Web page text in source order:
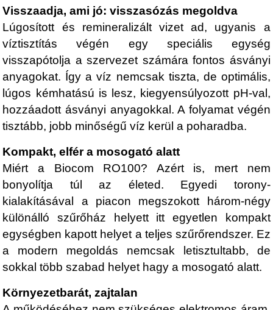
Visszaadja, ami jó: visszasózás megoldva
Lúgosított és remineralizált vizet ad, ugyanis a
víztisztítás végén egy speciális egység
visszapótolja a szervezet számára fontos ásványi
anyagokat. Így a víz nemcsak tiszta, de optimális,
lúgos kémhatású is lesz, kiegyensúlyozott pH-val,
hozzáadott ásványi anyagokkal. A folyamat végén
tisztább, jobb minőségű víz kerül a poharadba.
Kompakt, elfér a mosogató alatt
Miért a Biocom RO100? Azért is, mert nem
bonyolítja túl az életed. Egyedi torony-
kialakításával a piacon megszokott három-négy
különálló szűrőház helyett itt egyetlen kompakt
egységben kapott helyet a teljes szűrőrendszer. Ez
a modern megoldás nemcsak letisztultabb, de
sokkal több szabad helyet hagy a mosogató alatt.
Környezetbarát, zajtalan